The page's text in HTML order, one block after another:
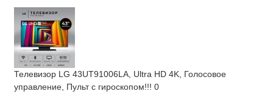
Телевизор LG 43UT91006LA, Ultra HD 4K, Голосовое
управление, Пульт с гироскопом!!! 0